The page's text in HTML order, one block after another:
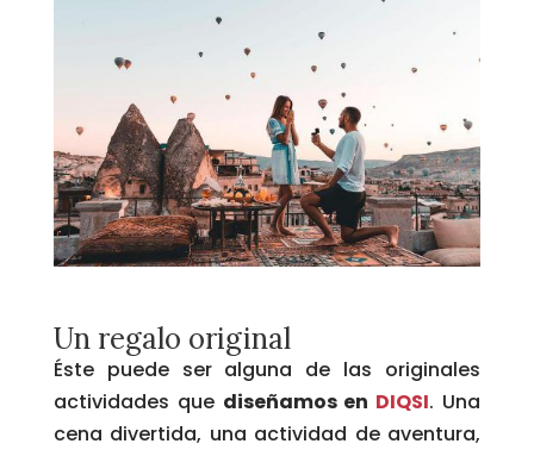
Un regalo original
Éste puede ser alguna de las originales
actividades que diseñamos en DIQSI. Una
cena divertida, una actividad de aventura,